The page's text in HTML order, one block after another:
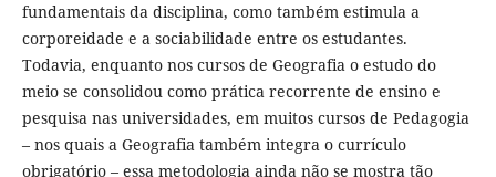
fundamentais da disciplina, como também estimula a
corporeidade e a sociabilidade entre os estudantes.
Todavia, enquanto nos cursos de Geografia o estudo do
meio se consolidou como prática recorrente de ensino e
pesquisa nas universidades, em muitos cursos de Pedagogia
– nos quais a Geografia também integra o currículo
obrigatório – essa metodologia ainda não se mostra tão